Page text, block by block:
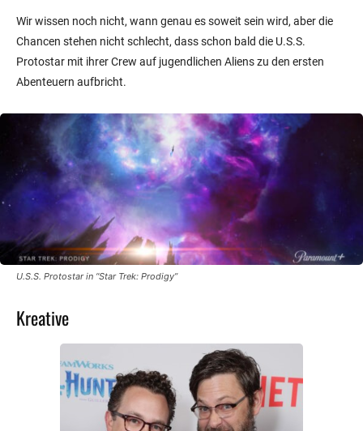
Wir wissen noch nicht, wann genau es soweit sein wird, aber die
Chancen stehen nicht schlecht, dass schon bald die U.S.S.
Protostar mit ihrer Crew auf jugendlichen Aliens zu den ersten
Abenteuern aufbricht.
U.S.S. Protostar in “Star Trek: Prodigy”
Kreative